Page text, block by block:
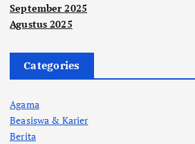
September 2025
Agustus 2025
Categories
Agama
Beasiswa & Karier
Berita